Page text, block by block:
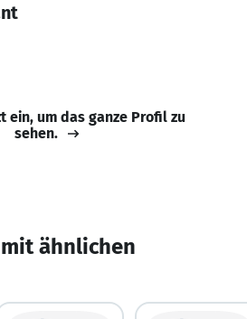
ein, um das ganze Profil zu
sehen.
ähnlichen